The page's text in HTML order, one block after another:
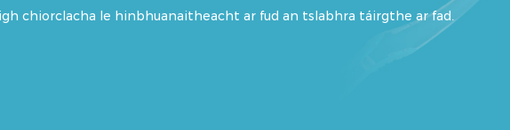
chiorclacha le hinbhuanaitheacht ar fud an tslabhra táirgthe ar fad.